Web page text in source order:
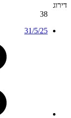
דירוג
38
31/5/25